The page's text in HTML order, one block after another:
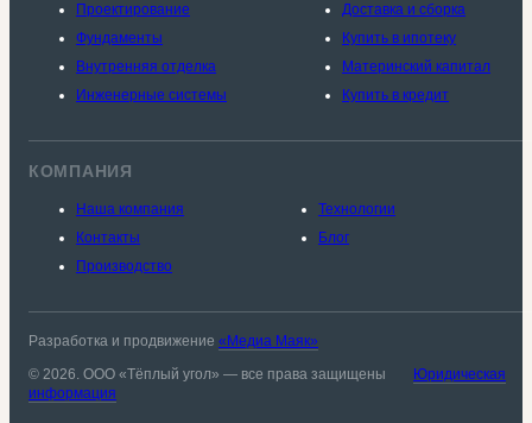
Проектирование
Фундаменты
Внутренняя отделка
Инженерные системы
Доставка и сборка
Купить в ипотеку
Материнский капитал
Купить в кредит
КОМПАНИЯ
Наша компания
Контакты
Производство
Технологии
Блог
© 2026. ООО «Тёплый угол» — все права защищены
Юридическая
информация
Разработка и продвижение «Медиа Маяк»